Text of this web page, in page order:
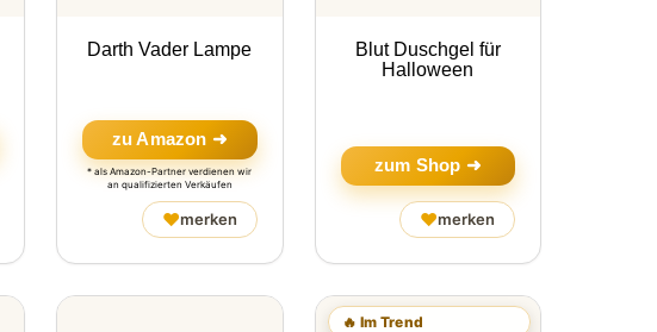
Darth Vader Lampe
zu Amazon ➜
* als Amazon-Partner verdienen wir
an qualifizierten Verkäufen
♥merken
Blut Duschgel für
Halloween
zum Shop ➜
♥merken
🔥 Im Trend